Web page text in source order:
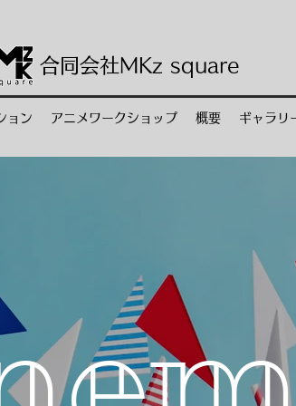
合同会社M Kz square
ョン アニメワークショップ 概要 ギャラリ